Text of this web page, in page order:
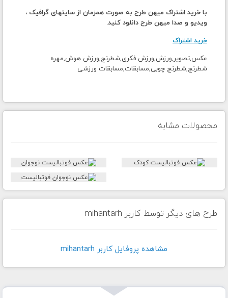
با خرید اشتراک میهن طرح به صورت همزمان از سایتهای گرافیک ،
ویدیو و صدا میهن طرح دانلود کنید.
خرید اشتراک
عکس,تصویر,ورزش,ورزش فکری,شطرنج,ورزش هوش,مهره
شطرنج,شطرنج چوبی,مسابقات,مسابقات ورزشی
محصولات مشابه
طرح های دیگر توسط کاربر mihantarh
مشاهده پروفايل کاربر mihantarh